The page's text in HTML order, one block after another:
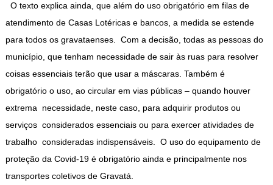
O texto explica ainda, que além do uso obrigatório em filas de
atendimento de Casas Lotéricas e bancos, a medida se estende
para todos os gravataenses. Com a decisão, todas as pessoas do
município, que tenham necessidade de sair às ruas para resolver
coisas essenciais terão que usar a máscaras. Também é
obrigatório o uso, ao circular em vias públicas – quando houver
extrema necessidade, neste caso, para adquirir produtos ou
serviços considerados essenciais ou para exercer atividades de
trabalho consideradas indispensáveis. O uso do equipamento de
proteção da Covid-19 é obrigatório ainda e principalmente nos
transportes coletivos de Gravatá.